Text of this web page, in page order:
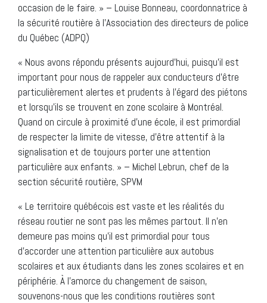
occasion de le faire. » – Louise Bonneau, coordonnatrice à
la sécurité routière à l’Association des directeurs de police
du Québec (ADPQ)
« Nous avons répondu présents aujourd’hui, puisqu’il est
important pour nous de rappeler aux conducteurs d’être
particulièrement alertes et prudents à l’égard des piétons
et lorsqu’ils se trouvent en zone scolaire à Montréal.
Quand on circule à proximité d’une école, il est primordial
de respecter la limite de vitesse, d’être attentif à la
signalisation et de toujours porter une attention
particulière aux enfants. » – Michel Lebrun, chef de la
section sécurité routière, SPVM
« Le territoire québécois est vaste et les réalités du
réseau routier ne sont pas les mêmes partout. Il n’en
demeure pas moins qu’il est primordial pour tous
d’accorder une attention particulière aux autobus
scolaires et aux étudiants dans les zones scolaires et en
périphérie. À l’amorce du changement de saison,
souvenons-nous que les conditions routières sont